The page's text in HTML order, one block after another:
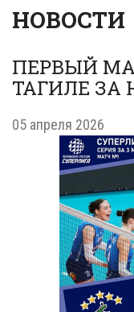
НОВОСТИ
ПЕРВЫЙ
ТАГИЛЕ ЗА
05 апреля 2026